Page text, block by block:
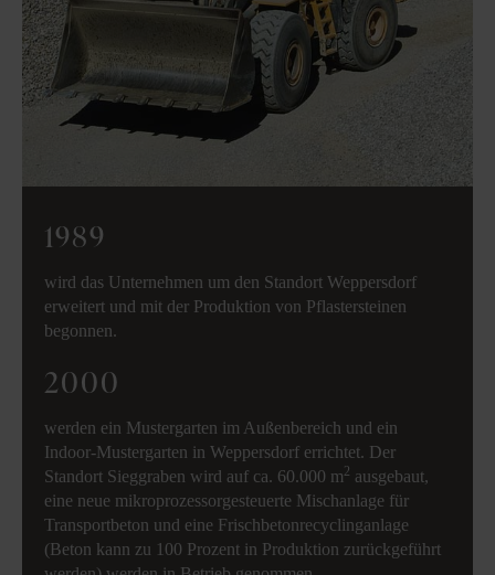
1989
wird das Unternehmen um den Standort Weppersdorf
erweitert und mit der Produktion von Pflastersteinen
begonnen.
2000
werden ein Mustergarten im Außenbereich und ein
Indoor-Mustergarten in Weppersdorf errichtet. Der
Standort Sieggraben wird auf ca. 60.000 m2 ausgebaut,
eine neue mikroprozessorgesteuerte Mischanlage für
Transportbeton und eine Frischbetonrecyclinganlage
(Beton kann zu 100 Prozent in Produktion zurückgeführt